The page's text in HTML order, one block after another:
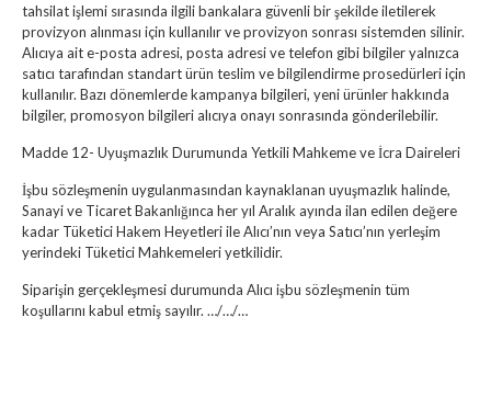
tahsilat işlemi sırasında ilgili bankalara güvenli bir şekilde iletilerek
provizyon alınması için kullanılır ve provizyon sonrası sistemden silinir.
Alıcıya ait e-posta adresi, posta adresi ve telefon gibi bilgiler yalnızca
satıcı tarafından standart ürün teslim ve bilgilendirme prosedürleri için
kullanılır. Bazı dönemlerde kampanya bilgileri, yeni ürünler hakkında
bilgiler, promosyon bilgileri alıcıya onayı sonrasında gönderilebilir.
Madde 12- Uyuşmazlık Durumunda Yetkili Mahkeme ve İcra Daireleri
İşbu sözleşmenin uygulanmasından kaynaklanan uyuşmazlık halinde,
Sanayi ve Ticaret Bakanlığınca her yıl Aralık ayında ilan edilen değere
kadar Tüketici Hakem Heyetleri ile Alıcı’nın veya Satıcı’nın yerleşim
yerindeki Tüketici Mahkemeleri yetkilidir.
Siparişin gerçekleşmesi durumunda Alıcı işbu sözleşmenin tüm
koşullarını kabul etmiş sayılır. …/…/…